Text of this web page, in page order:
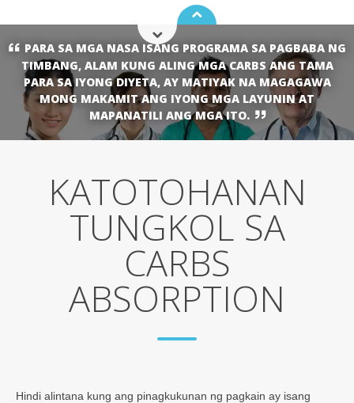
PARA SA MGA NASA ISANG PROGRAMA SA PAGBABA NG
TIMBANG, ALAM KUNG ALING MGA CARBS ANG TAMA
PARA SA IYONG DIYETA, AY MATIYAK NA MAGAGAWA
MONG MAKAMIT ANG IYONG MGA LAYUNIN AT
MAPANATILI ANG MGA ITO.
KATOTOHANAN
TUNGKOL SA
CARBS
ABSORPTION
Hindi alintana kung ang pinagkukunan ng pagkain ay isang